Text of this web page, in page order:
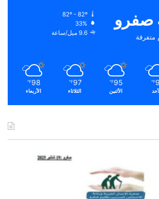
صفرو
متفرقة
82º - 82º
33%
9.6 ميل/ساعة
℉
95
℉
الأثنين
97
℉
الثلاثاء
98
℉
الأربعاء